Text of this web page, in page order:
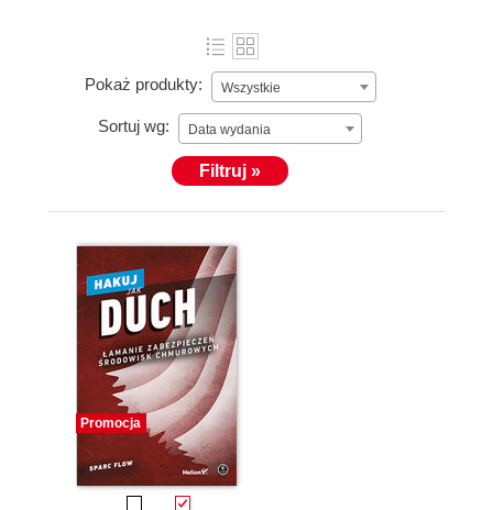
Pokaż produkty: Wszystkie
Sortuj wg: Data wydania
Filtruj »
Promocja